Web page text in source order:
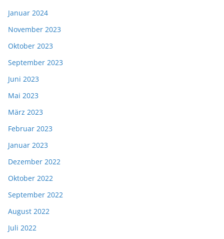
Januar 2024
November 2023
Oktober 2023
September 2023
Juni 2023
Mai 2023
März 2023
Februar 2023
Januar 2023
Dezember 2022
Oktober 2022
September 2022
August 2022
Juli 2022